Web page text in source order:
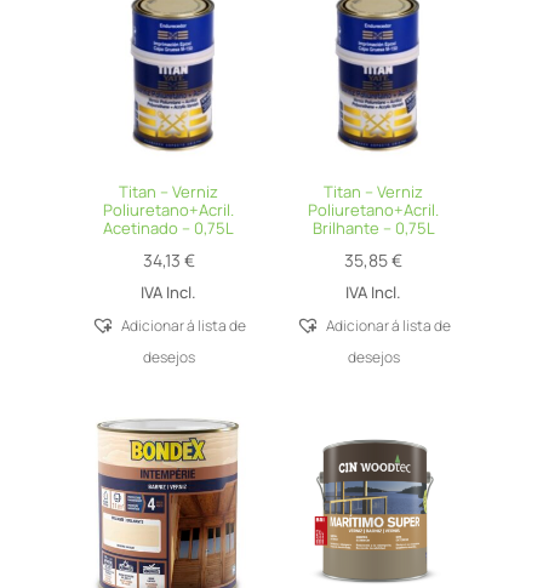
Titan – Verniz
Poliuretano+Acril.
Acetinado – 0,75L
34,13 €
IVA Incl.
Adicionar á lista de
desejos
Titan – Verniz
Poliuretano+Acril.
Brilhante – 0,75L
35,85€
IVA Incl.
Adicionar á lista de
desejos